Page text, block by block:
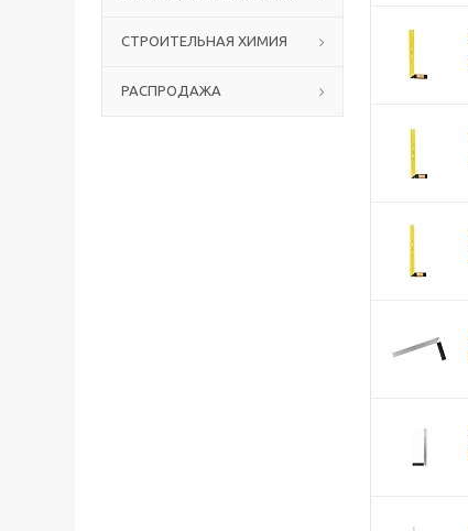
СТРОИТЕЛЬНАЯ ХИМИЯ
РАСПРОДАЖА